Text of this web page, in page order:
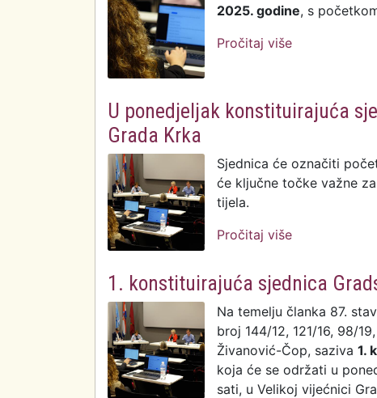
2025. godine, s
Pročitaj više
U ponedjeljak konstituirajuća
Grada Krka
Sjednica će označiti
će ključne točke važne
tijela.
Pročitaj više
1. konstituirajuća sjednica
Na temelju članka 87.
broj 144/12, 121/16, 98/
Živanović-Čop, saziva 1.
koja će se održati u
sati, u Velikoj vijećnici